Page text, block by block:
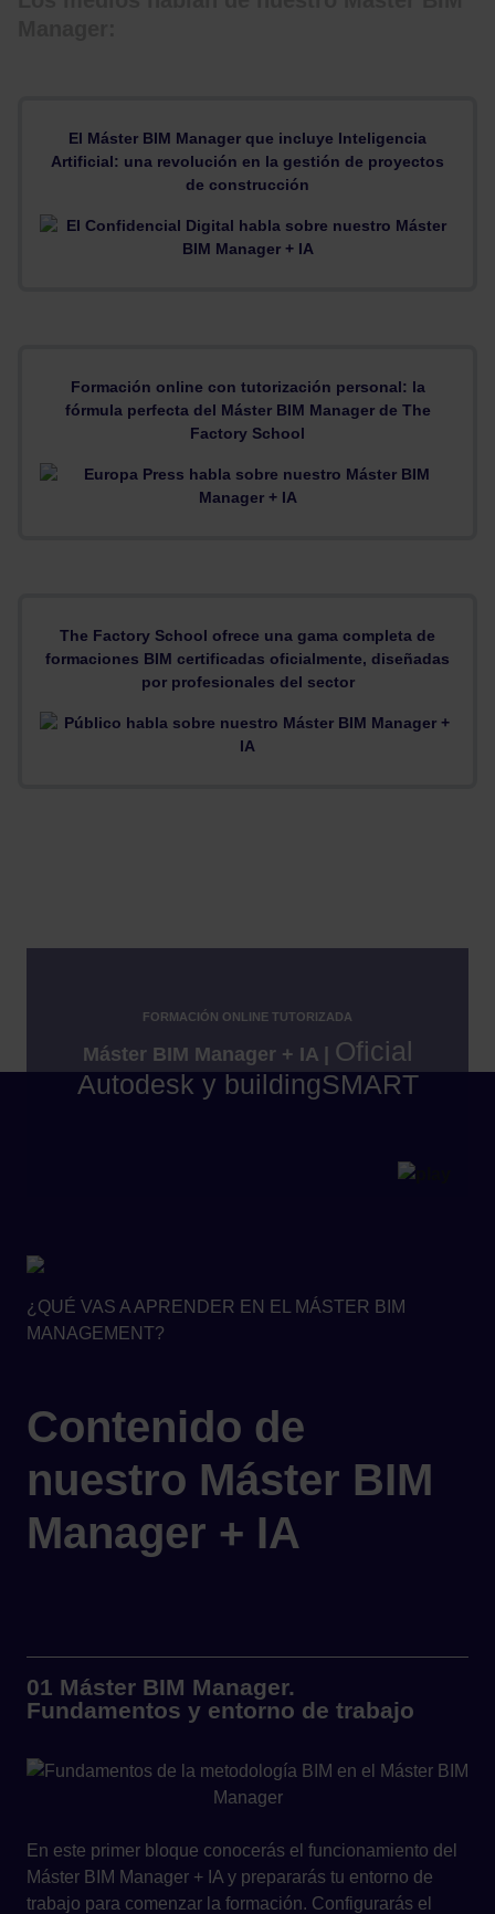
El Máster BIM Manager que incluye Inteligencia
Artificial: una revolución en la gestión de proyectos
de construcción
Formación online con tutorización personal: la
fórmula perfecta del Máster BIM Manager de The
Factory School
The Factory School ofrece una gama completa de
formaciones BIM certificadas oficialmente, diseñadas
por profesionales del sector
FORMACIÓN ONLINE TUTORIZADA
Máster BIM Manager + IA | Oficial
Autodesk y buildingSMART
¿QUÉ VAS A APRENDER EN EL MÁSTER BIM
MANAGEMENT?
Contenido de
nuestro Máster BIM
Manager + IA
01 Máster BIM Manager.
Fundamentos y entorno de trabajo
En este primer bloque conocerás el funcionamiento del
Máster BIM Manager + IA y prepararás tu entorno de
trabajo para comenzar la formación. Configurarás el